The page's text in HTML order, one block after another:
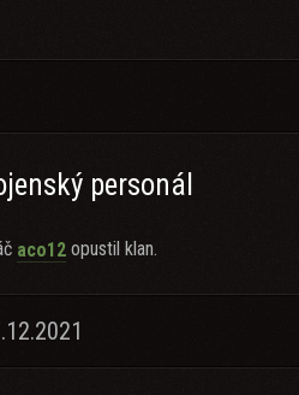
personál
aco12 opustil klan.